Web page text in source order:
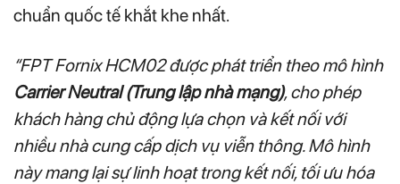
chuẩn quốc tế khắt khe nhất.
“FPT Fornix HCM02 được phát triển theo mô hình
Carrier Neutral (Trung lập nhà mạng), cho phép
khách hàng chủ động lựa chọn và kết nối với
nhiều nhà cung cấp dịch vụ viễn thông. Mô hình
này mang lại sự linh hoạt trong kết nối, tối ưu hóa